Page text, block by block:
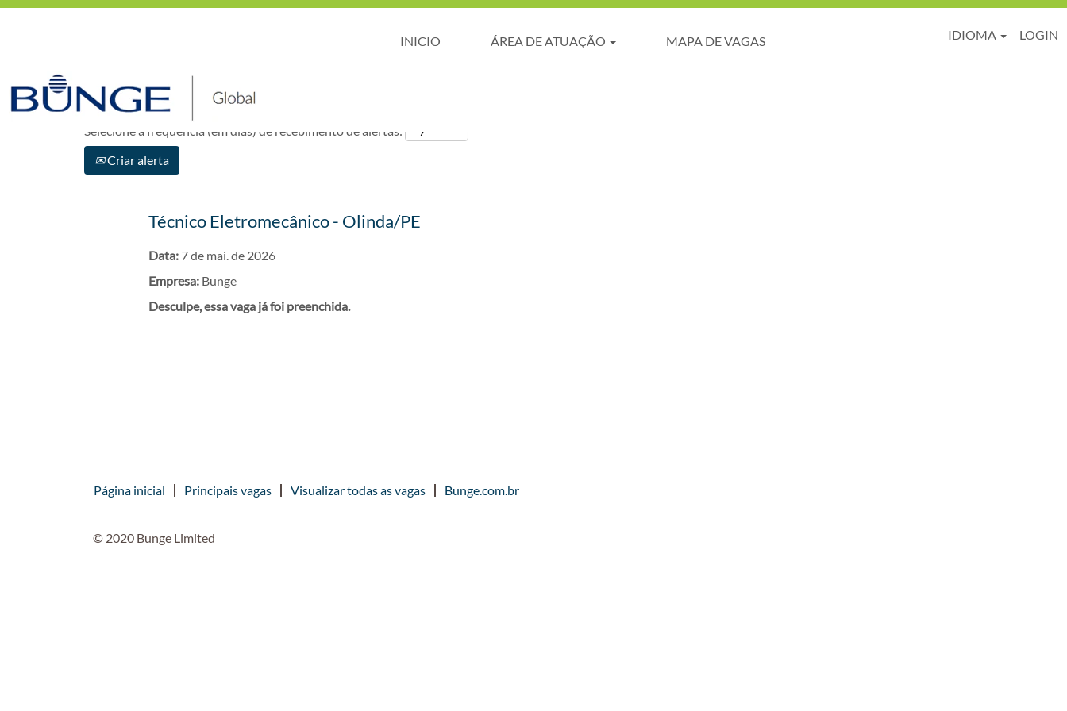
INICIO ÁREA DE ATUAÇÃO MAPA DE VAGAS IDIOMA
LOGIN
Selecione a frequência (em dias) de recebimento de alertas:
Criar alerta
Técnico Eletromecânico - Olinda/PE
Data: 7 de mai. de 2026
Empresa: Bunge
Desculpe, essa vaga já foi preenchida.
Página inicial Principais vagas Visualizar todas as vagas Bunge.com.br
© 2020 Bunge Limited